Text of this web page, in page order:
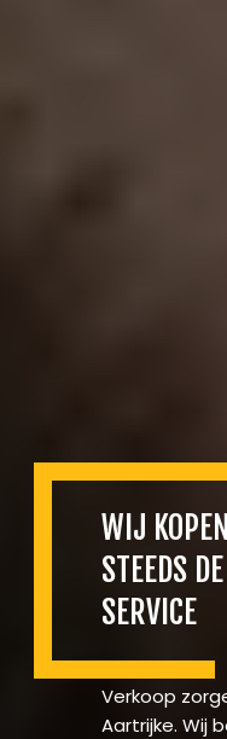
WIJ
STEEDS
SERVICE
Verkoop
Aartrijke. Wij